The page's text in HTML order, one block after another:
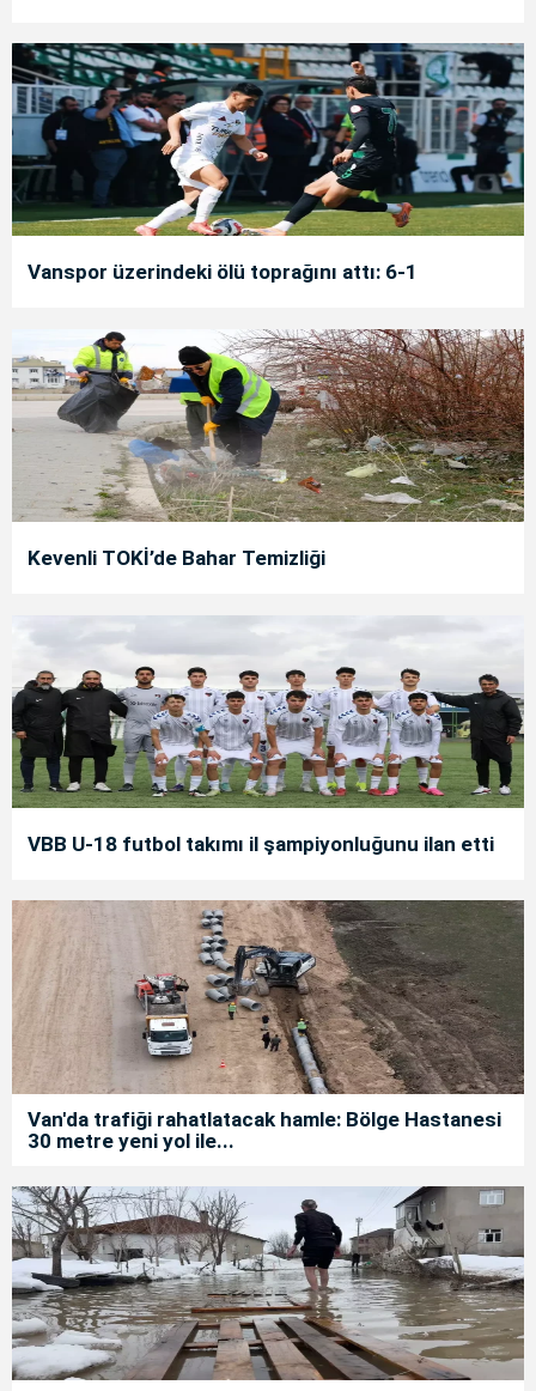
Vanspor üzerindeki ölü toprağını attı: 6-1
Kevenli TOKİ’de Bahar Temizliği
VBB U-18 futbol takımı il şampiyonluğunu ilan etti
Van'da trafiği rahatlatacak hamle: Bölge Hastanesi
30 metre yeni yol ile...